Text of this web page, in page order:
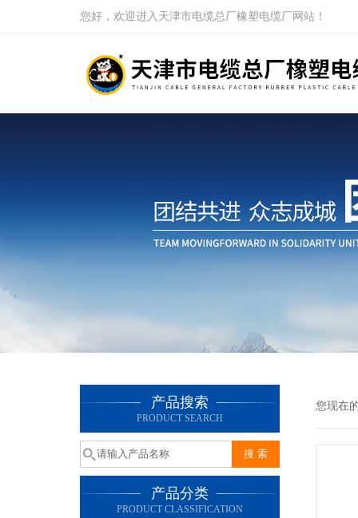
您好，欢迎进入天津市电缆总厂橡塑电缆厂网站！
产品搜索
PRODUCT SEARCH
产品分类
PRODUCT CLASSIFICATION
您现在